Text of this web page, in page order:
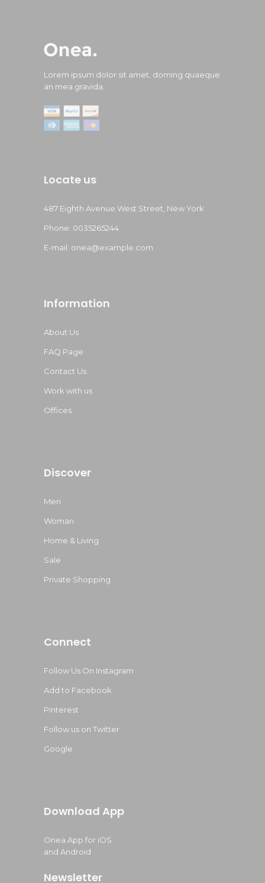
Lorem ipsum dolor sit amet, doming quaeque
an mea gravida.
Locate us
487 Eighth Avenue West Street, New York
Phone: 0035265244
E-mail: onea@example.com
Information
About Us
FAQ Page
Contact Us
Work with us
Offices
Discover
Men
Woman
Home & Living
Sale
Private Shopping
Connect
Follow Us On Instagram
Add to Facebook
Pinterest
Follow us on Twitter
Google
Download App
Onea App for iOS
and Android
Newsletter